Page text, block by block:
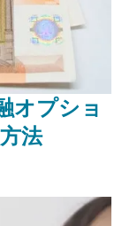
オプショ
法